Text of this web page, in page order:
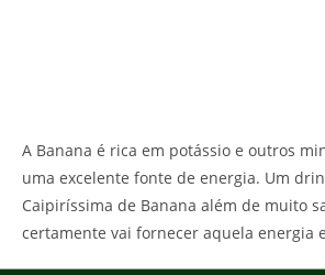
A Banana é rica em potássio e outros
uma excelente fonte de energia. Um
Caipiríssima de Banana além de muito
certamente vai fornecer aquela energia